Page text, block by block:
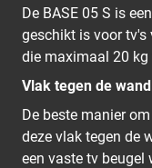
De BASE 05 S is
geschikt is voor
die maximaal 20 kg
Vlak tegen de
De beste manier
deze vlak tegen de
een vaste tv